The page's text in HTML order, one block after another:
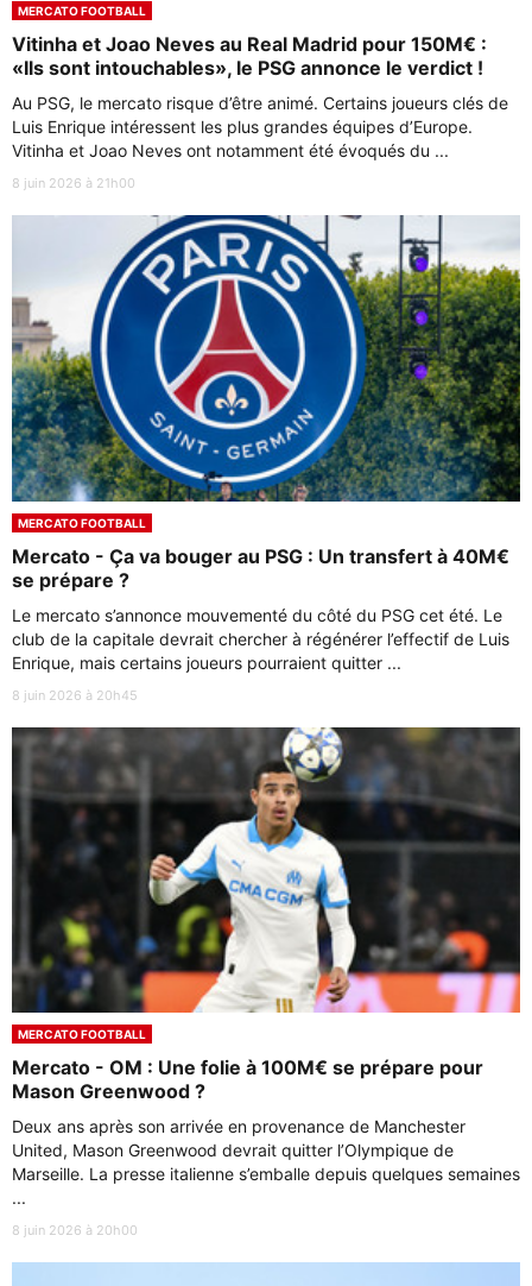
MERCATO FOOTBALL
Vitinha et Joao Neves au Real Madrid pour 150M€ :
«Ils sont intouchables», le PSG annonce le verdict !
Au PSG, le mercato risque d’être animé. Certains joueurs clés de
Luis Enrique intéressent les plus grandes équipes d’Europe.
Vitinha et Joao Neves ont notamment été évoqués du ...
8 juin 2026 à 21h00
MERCATO FOOTBALL
Mercato - Ça va bouger au PSG : Un transfert à 40M€
se prépare ?
Le mercato s’annonce mouvementé du côté du PSG cet été. Le
club de la capitale devrait chercher à régénérer l’effectif de Luis
Enrique, mais certains joueurs pourraient quitter ...
8 juin 2026 à 20h45
MERCATO FOOTBALL
Mercato - OM : Une folie à 100M€ se prépare pour
Mason Greenwood ?
Deux ans après son arrivée en provenance de Manchester
United, Mason Greenwood devrait quitter l’Olympique de
Marseille. La presse italienne s’emballe depuis quelques semaines
...
8 juin 2026 à 20h00